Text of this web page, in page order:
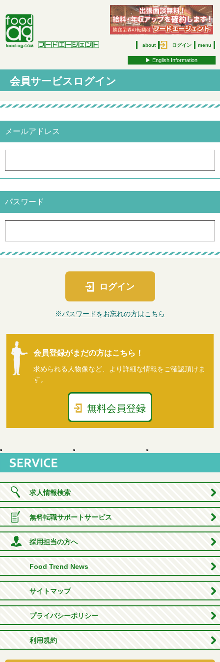
about ログイン menu
▶︎ English Information
会員サービスログイン
メールアドレス
パスワード
ログイン
※パスワードをお忘れの方はこちら
会員登録がまだの方はこちら！
求められる人物像など、より詳細な情報をご確認頂けま
す。
無料会員登録
求人情報検索
無料転職サポートサービス
採用担当の方へ
Food Trend News
サイトマップ
プライバシーポリシー
利用規約